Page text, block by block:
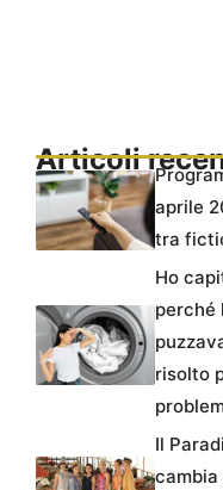
Articoli
aprile
tra
Ho
perché
risolto
Il
cambia